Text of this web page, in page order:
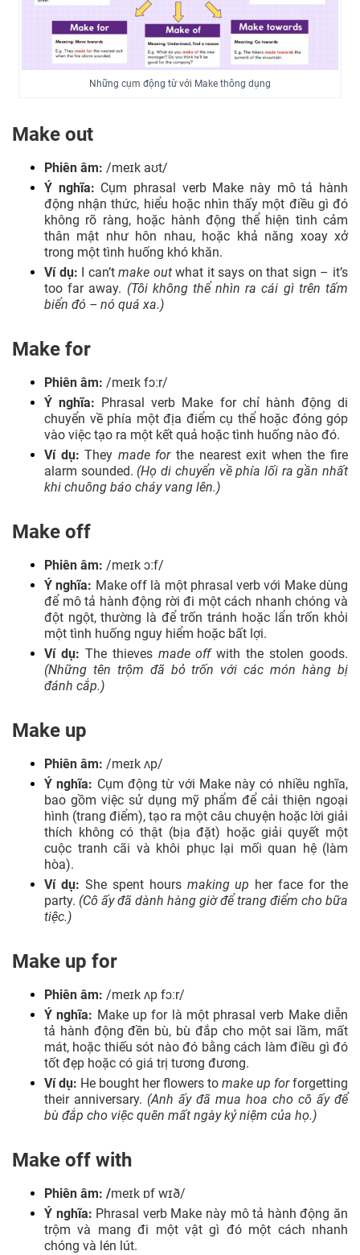
Những cụm động từ với Make thông dụng
Make out
Phiên âm: /meɪk aʊt/
Ý nghĩa: Cụm phrasal verb Make này mô tả hành
động nhận thức, hiểu hoặc nhìn thấy một điều gì đó
không rõ ràng, hoặc hành động thể hiện tình cảm
thân mật như hôn nhau, hoặc khả năng xoay xở
trong một tình huống khó khăn.
Ví dụ:
I can’tmake outwhat it says on that sign – it’s
too far away. (Tôi không thể nhìn ra cái gì trên tấm
biển đó – nó quá xa.)
Make for
Phiên âm: /meɪk fɔːr/
Ý nghĩa: Phrasal verb Make forchỉ hành động di
chuyển về phía một địa điểm cụ thể hoặc đóng góp
vào việc tạo ra một kết quả hoặc tình huống nào đó.
Ví dụ: They made forthe nearest exit when the fire
alarm sounded. (Họ di chuyển về phía lối ra gần nhất
khi chuông báo cháy vang lên.)
Make off
Phiên âm: /meɪk ɔːf/
Ý nghĩa: Make off là một phrasal verb với Make dùng
để mô tả hành động rời đi một cách nhanh chóng và
đột ngột, thường là để trốn tránh hoặc lẩn trốn khỏi
một tình huống nguy hiểm hoặc bất lợi.
Ví dụ: The thieves made offwith the stolen goods.
(Những tên trộm đã bỏ trốn với các món hàng bị
đánh cắp.)
Make up
Phiên âm: /meɪk ʌp/
Ý nghĩa: Cụm động từ với Make này có nhiều nghĩa,
bao gồm việc sử dụng mỹ phẩm để cải thiện ngoại
hình (trang điểm), tạo ra một câu chuyện hoặc lời giải
thích không có thật (bịa đặt) hoặc giải quyết một
cuộc tranh cãi và khôi phục lại mối quan hệ (làm
hòa).
Ví dụ: She spent hoursmaking up her face for the
party. (Cô ấy đã dành hàng giờ để trang điểm cho bữa
tiệc.)
Make up for
Phiên âm: /meɪk ʌp fɔːr/
Ý nghĩa: Make up for là một phrasal verb Make diễn
tả hành động đền bù, bù đắp cho một sai lầm, mất
mát, hoặc thiếu sót nào đó bằng cách làm điều gì đó
tốt đẹp hoặc có giá trị tương đương.
Ví dụ: He bought her flowers to make up forforgetting
their anniversary. (Anh ấy đã mua hoa cho cô ấy để
bù đắp cho việc quên mất ngày kỷ niệm của họ.)
Make off with
Phiên âm: /meɪk ɒf wɪð/
Ý nghĩa: Phrasal verb Make này mô tả hành động ăn
trộm và mang đi một vật gì đó một cách nhanh
chóng và lén lút.